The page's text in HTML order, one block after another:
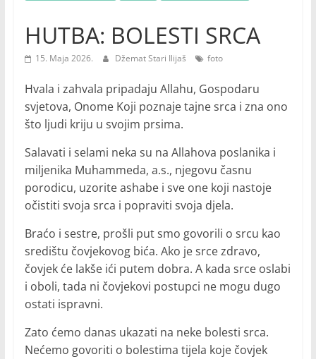
HUTBA: BOLESTI SRCA
15. Maja 2026. Džemat Stari Ilijaš foto
Hvala i zahvala pripadaju Allahu, Gospodaru
svjetova, Onome Koji poznaje tajne srca i zna ono
što ljudi kriju u svojim prsima.
Salavati i selami neka su na Allahova poslanika i
miljenika Muhammeda, a.s., njegovu časnu
porodicu, uzorite ashabe i sve one koji nastoje
očistiti svoja srca i popraviti svoja djela.
Braćo i sestre, prošli put smo govorili o srcu kao
središtu čovjekovog bića. Ako je srce zdravo,
čovjek će lakše ići putem dobra. A kada srce oslabi
i oboli, tada ni čovjekovi postupci ne mogu dugo
ostati ispravni.
Zato ćemo danas ukazati na neke bolesti srca.
Nećemo govoriti o bolestima tijela koje čovjek